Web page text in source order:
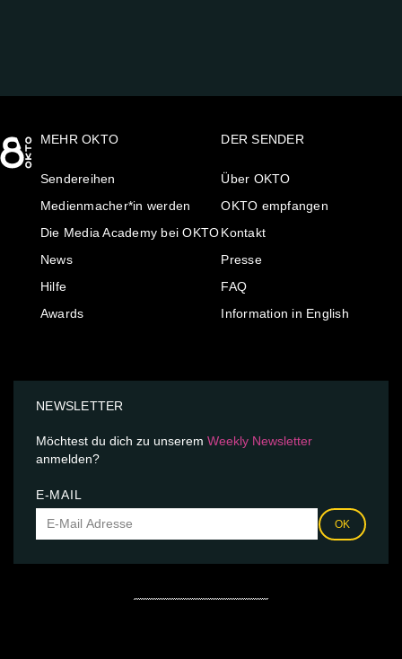
MEHR OKTO
Sendereihen
Medienmacher*in werden
Die Media Academy bei OKTO
News
Hilfe
Awards
DER SENDER
Über OKTO
OKTO empfangen
Kontakt
Presse
FAQ
Information in English
NEWSLETTER
Möchtest du dich zu unserem Weekly Newsletter
anmelden?
E-MAIL
OK